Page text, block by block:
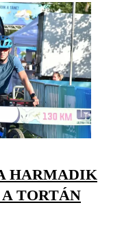
HARMADIK
TORTÁN